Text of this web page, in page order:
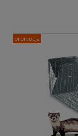
promocja